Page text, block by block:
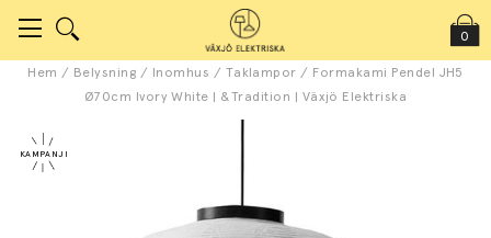
0
Hem / Belysning / Inomhus / Taklampor / Formakami Pendel JH5
Ø70cm Ivory White | &Tradition | Växjö Elektriska